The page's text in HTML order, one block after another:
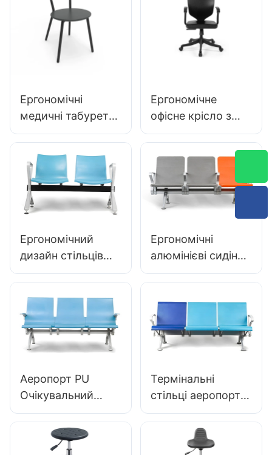
стабільної 5-
зіркової бази
науково
розробленої для
для розширених
лабораторних
робіт
Ергономічні
медичні табуретки
DC136-1 для
медичної
допомоги Оптова
служба Hewei
Ергономічне
офісне крісло з
пінополіуретану
IC091, виготовлене
безпосередньо з
фабрики, від
HEWEI SEATING
Ергономічний
дизайн стільців
очікування PU
Салони виробника
OEM Hewei
Ергономічні
алюмінієві сидіння
для аеропорту ПУ-
терміналів LC119
Hewei Ергономічні
алюмінієві сидіння
для терміналів
Аеропорт PU
Очікувальний
стільці LC068
Комфортне
ергономічне
Термінальні
стільці аеропорту
Ергономічні
сидіння для
очікування